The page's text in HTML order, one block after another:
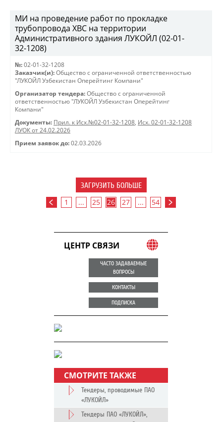
МИ на проведение работ по прокладке
трубопровода ХВС на территории
Административного здания ЛУКОЙЛ (02-01-
32-1208)
№: 02-01-32-1208
Заказчик(и): Общество с ограниченной ответственностью
"ЛУКОЙЛ Узбекистан Оперейтинг Компани"
Организатор тендера: Общество с ограниченной
ответственностью "ЛУКОЙЛ Узбекистан Оперейтинг
Компани"
Документы: Прил. к Исх.№02-01-32-1208, Исх. 02-01-32-1208
ЛУОК от 24.02.2026
Прием заявок до: 02.03.2026
ЗАГРУЗИТЬ БОЛЬШЕ
1 ... 25 26 27 ... 54
ЦЕНТР СВЯЗИ
ЧАСТО ЗАДАВАЕМЫЕ
ВОПРОСЫ
КОНТАКТЫ
ПОДПИСКА
СМОТРИТЕ ТАКЖЕ
Тендеры, проводимые ПАО
«ЛУКОЙЛ»
Тендеры ПАО «ЛУКОЙЛ»,